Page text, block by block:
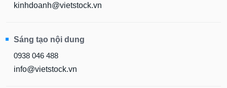
kinhdoanh@vietstock.vn
Sáng tạo nội dung
0938 046 488
info@vietstock.vn